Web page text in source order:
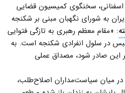
سخنگوی کمیسیون قضایی
به شورای نگهبان مبنی بر شکنجه
: «مقام معظم رهبری به‌‌ تازگی فتوایی
در سلول انفرادی شکنجه است. به
این صادر شود، مصداق عملی
در میان سیاست‌مداران اصلاح‌طلب،